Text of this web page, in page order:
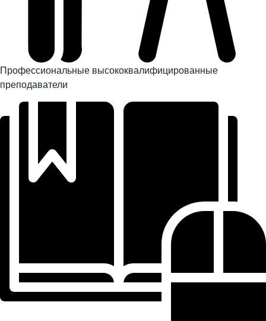
Профессиональные высококвалифицированные
преподаватели